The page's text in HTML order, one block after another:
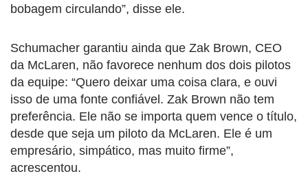
bobagem circulando”, disse ele.
Schumacher garantiu ainda que Zak Brown, CEO
da McLaren, não favorece nenhum dos dois pilotos
da equipe: “Quero deixar uma coisa clara, e ouvi
isso de uma fonte confiável. Zak Brown não tem
preferência. Ele não se importa quem vence o título,
desde que seja um piloto da McLaren. Ele é um
empresário, simpático, mas muito firme”,
acrescentou.